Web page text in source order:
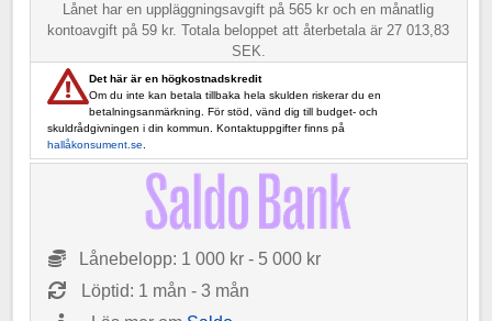
Lånet har en uppläggningsavgift på 565 kr och en månatlig
kontoavgift på 59 kr. Totala beloppet att återbetala är 27 013,83
SEK.
Det här är en högkostnadskredit
Om du inte kan betala tillbaka hela skulden riskerar du en
betalningsanmärkning. För stöd, vänd dig till budget- och
skuldrådgivningen i din kommun. Kontaktuppgifter finns på
hallåkonsument.se
Lånebelopp: 1 000 kr - 5 000 kr
Löptid: 1 mån - 3 mån